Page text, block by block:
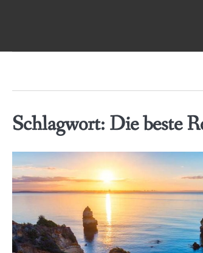
Schlagwort: Die beste